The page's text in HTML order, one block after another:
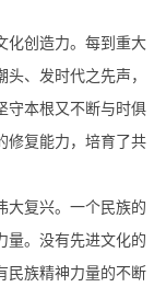
化创造力。每到重大
、发时代之先声，
守本根又不断与时俱
修复能力，培育了共
大复兴。一个民族的
量。没有先进文化的
民族精神力量的不断